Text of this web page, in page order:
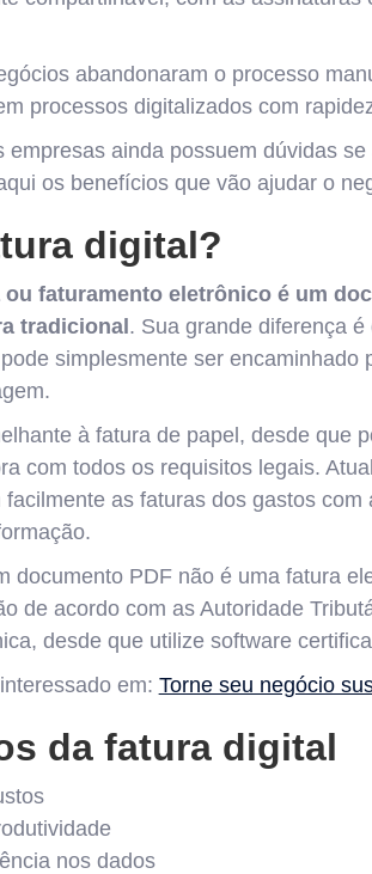
abandonaram o processo
processos digitalizados com
empresas ainda possuem dúvidas
os benefícios que vão ajudar o
digital?
faturamento eletrônico é um
tradicional. Sua grande diferença
simplesmente ser encaminhado
à fatura de papel, desde que
com todos os requisitos legais.
as faturas dos gastos
documento PDF não é uma fatura
de acordo com as Autoridade
desde que utilize software
em: Torne seu negócio
da fatura digital
nos dados